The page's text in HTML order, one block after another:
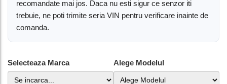
recomandate mai jos. Daca nu esti sigur ce senzor iti
trebuie, ne poti trimite seria VIN pentru verificare inainte de
comanda.
Selecteaza Marca Alege Modelul